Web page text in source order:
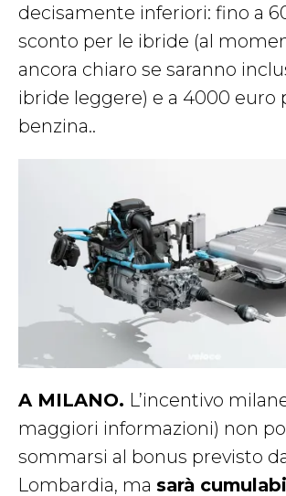
decisamente inferiori: fino a
sconto per le ibride (al
ancora chiaro se saranno
ibride leggere) e a 4000 euro
benzina..
A MILANO. L’incentivo
maggiori informazioni) non
sommarsi al bonus previsto
Lombardia, ma sarà